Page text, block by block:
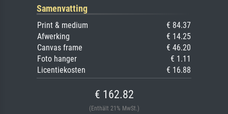
Samenvatting
Print & medium
€ 84.37
Afwerking
€ 14.25
Canvas frame
€ 46.20
Foto hanger
€ 1.11
Licentiekosten
€ 16.88
€ 162.82
(Enthält 21% MwSt.)